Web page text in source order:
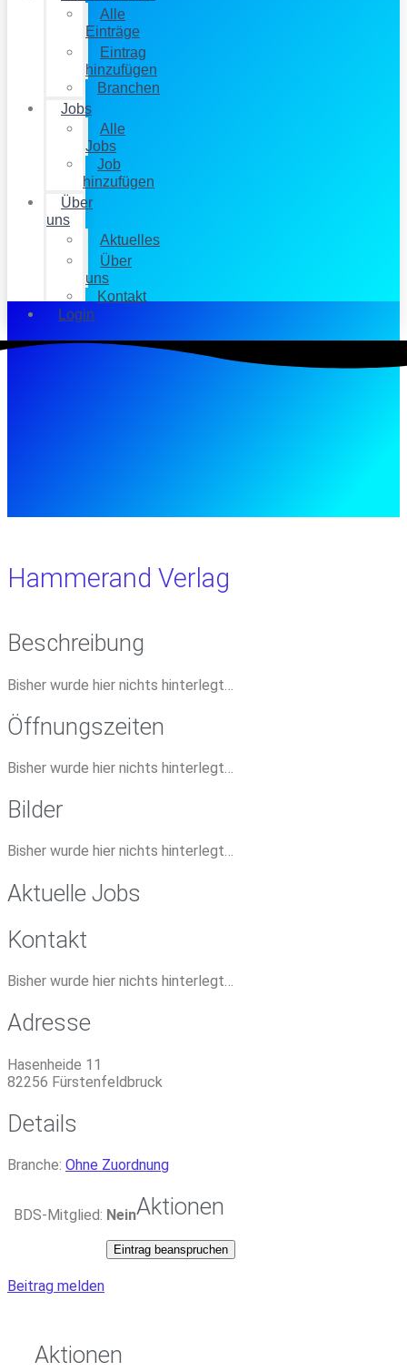
Alle
Einträge
Eintrag
hinzufügen
Branchen
Jobs
Alle
Jobs
Job
hinzufügen
Über
uns
Aktuelles
Über
uns
Kontakt
Login
Hammerand Verlag
Beschreibung
Bisher wurde hier nichts hinterlegt…
Öffnungszeiten
Bisher wurde hier nichts hinterlegt…
Bilder
Bisher wurde hier nichts hinterlegt…
Aktuelle Jobs
Kontakt
Bisher wurde hier nichts hinterlegt…
Adresse
Hasenheide 11
82256 Fürstenfeldbruck
Details
Branche: Ohne Zuordnung
BDS-Mitglied: NeinAktionen
Eintrag beanspruchen
Beitrag melden
Aktionen